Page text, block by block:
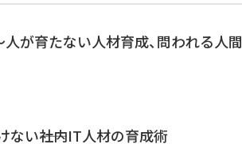
人が育たない人材育成、問われる人間
ない――社内IT人材の育成術